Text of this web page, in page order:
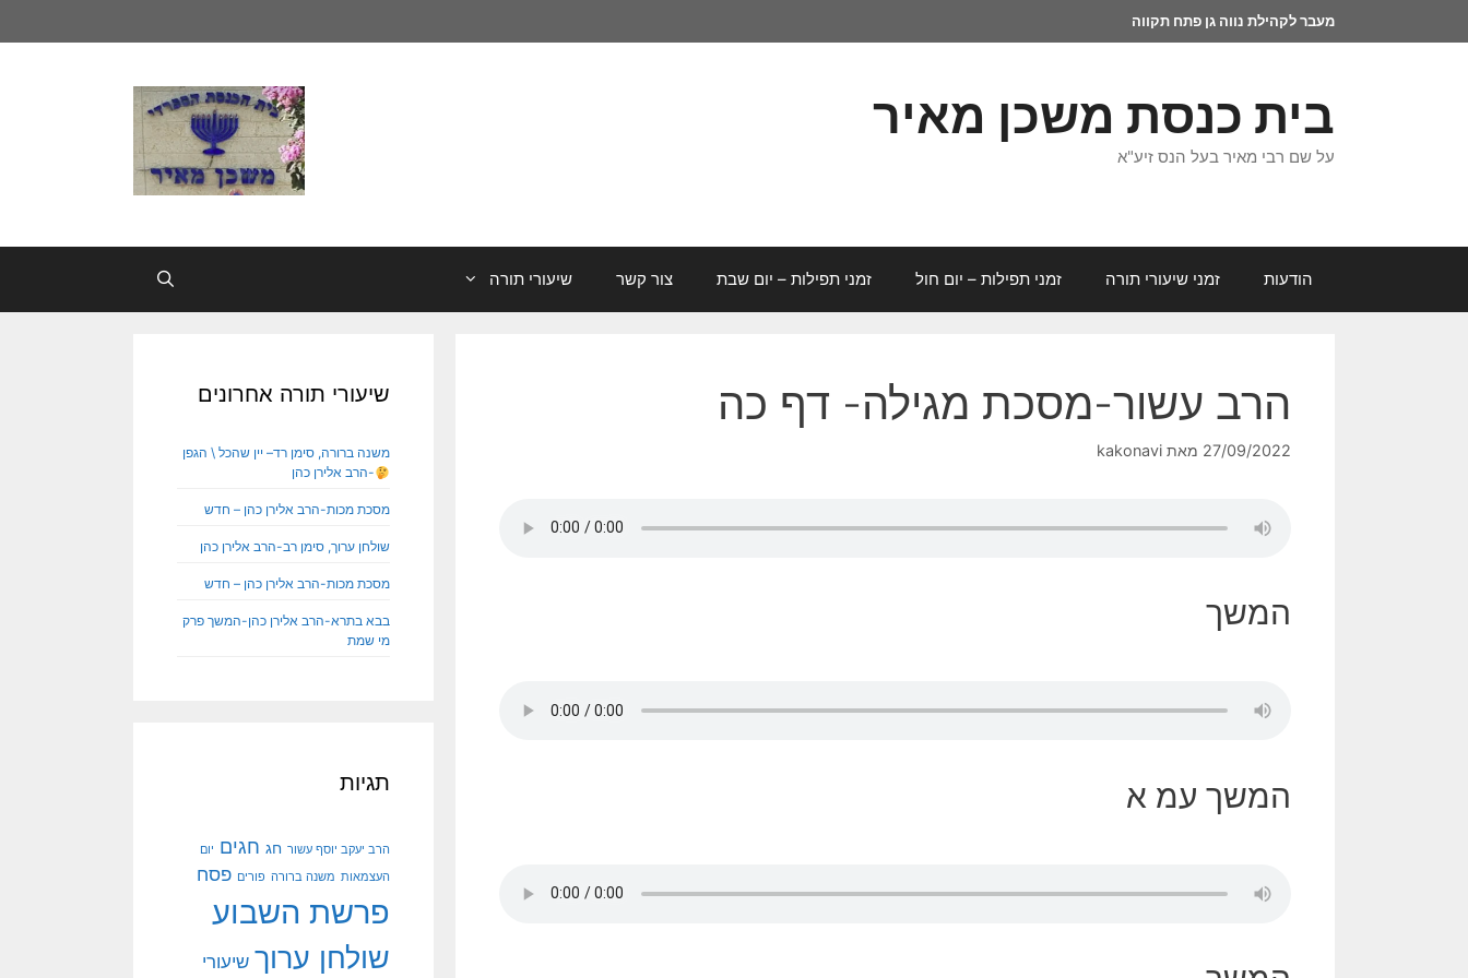
מעבר לקהילת נווה גן פתח תקווה
בית כנסת משכן מאיר
על שם רבי מאיר בעל הנס זיע"א
הודעות זמני שיעורי תורה זמני תפילות – יום חול זמני תפילות – יום שבת צור קשר שיעורי תורה
הרב עשור-מסכת מגילה- דף כה
27/09/2022 מאת kakonavi
המשך
המשך עמ א
שיעורי תורה אחרונים
משנה ברורה, סימן רד– יין שהכל \ הגפן
-הרב אלירן כהן
מסכת מכות-הרב אלירן כהן – חדש
שולחן ערוך, סימן רב-הרב אלירן כהן
מסכת מכות-הרב אלירן כהן – חדש
בבא בתרא-הרב אלירן כהן-המשך פרק
מי שמת
תגיות
הרב יעקב יוסף עשור חג חגים יום
העצמאות משנה ברורה פורים פסח
פרשת השבוע
שולחן ערוך שיעורי